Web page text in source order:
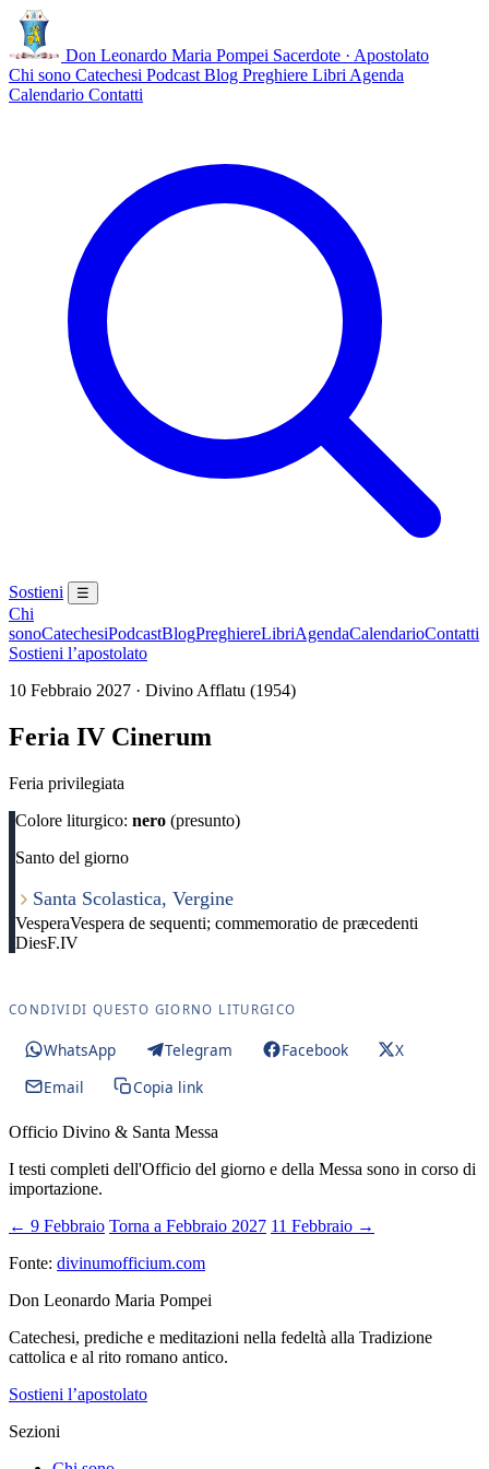
Don Leonardo Maria Pompei Sacerdote · Apostolato
Chi sono Catechesi Podcast Blog Preghiere Libri Agenda
Calendario Contatti
Sostieni ☰
Chi
sonoCatechesiPodcastBlogPreghiereLibriAgendaCalendarioContatti
Sostieni l’apostolato
10 Febbraio 2027 · Divino Afflatu (1954)
Feria IV Cinerum
Feria privilegiata
Colore liturgico: nero (presunto)
Santo del giorno
Santa Scolastica, Vergine
VesperaVespera de sequenti; commemoratio de præcedenti
DiesF.IV
CONDIVIDI QUESTO GIORNO LITURGICO
WhatsApp Telegram Facebook
X
Email
Copia link
Officio Divino & Santa Messa
I testi completi dell'Officio del giorno e della Messa sono in corso di
importazione.
← 9 Febbraio Torna a Febbraio 2027 11 Febbraio →
Fonte: divinumofficium.com
Don Leonardo Maria Pompei
Catechesi, prediche e meditazioni nella fedeltà alla Tradizione
cattolica e al rito romano antico.
Sostieni l’apostolato
Sezioni